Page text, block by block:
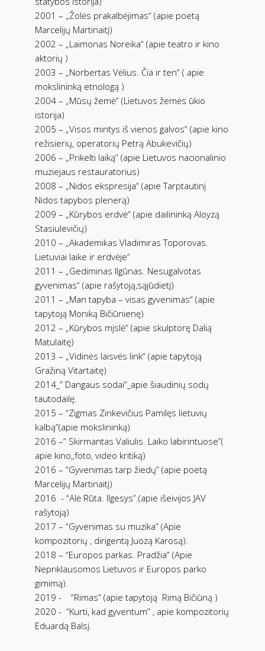
2001 – „Žolės prakalbėjimas“ (apie poetą
Marcelijų Martinaitį)
2002 – „Laimonas Noreika“ (apie teatro ir kino
aktorių )
2003 – „Norbertas Vėlius. Čia ir ten“ ( apie
mokslininką etnologą )
2004 – „Mūsų žemė“ (Lietuvos žemės ūkio
istorija)
2005 – „Visos mintys iš vienos galvos“ (apie kino
režisierių, operatorių Petrą Abukevičių)
2006 – „Prikelti laiką“ (apie Lietuvos nacionalinio
muziejaus restauratorius)
2008 – „Nidos ekspresija“ (apie Tarptautinį
Nidos tapybos plenerą)
2009 – „Kūrybos erdvė“ (apie dailininką Aloyzą
Stasiulevičių)
2010 – „Akademikas Vladimiras Toporovas.
Lietuviai laike ir erdvėje“
2011 – „Gediminas Ilgūnas. Nesugalvotas
gyvenimas“ (apie rašytoją,sąjūdietį)
2011 – „Man tapyba – visas gyvenimas“ (apie
tapytoją Moniką Bičiūnienę)
2012 – „Kūrybos mįslė“ (apie skulptorę Dalią
Matulaitę)
2013 – „Vidinės laisvės link“ (apie tapytoją
Gražiną Vitartaitę)
2014_” Dangaus sodai”_apie šiaudinių sodų
tautodailę.
2015 – “Zigmas Zinkevičius Pamilęs lietuvių
kalbą”(apie mokslininką)
2016 –“ Skirmantas Valiulis. Laiko labirintuose”(
apie kino,,foto, video kritiką)
2016 – “Gyvenimas tarp žiedų” (apie poetą
Marcelijų Martinaitį)
2016 - “Alė Rūta. Ilgesys”.(apie išeivijos JAV
rašytoją)
2017 – “Gyvenimas su muzika” (Apie
kompozitorių , dirigentą Juozą Karosą).
2018 – “Europos parkas. Pradžia” (Apie
Nepriklausomos Lietuvos ir Europos parko
gimimą).
2019 -
“Rimas” (apie tapytoją Rimą Bičiūną )
2020 - “Kurti, kad gyventum” , apie kompozitorių
Eduardą Balsį.